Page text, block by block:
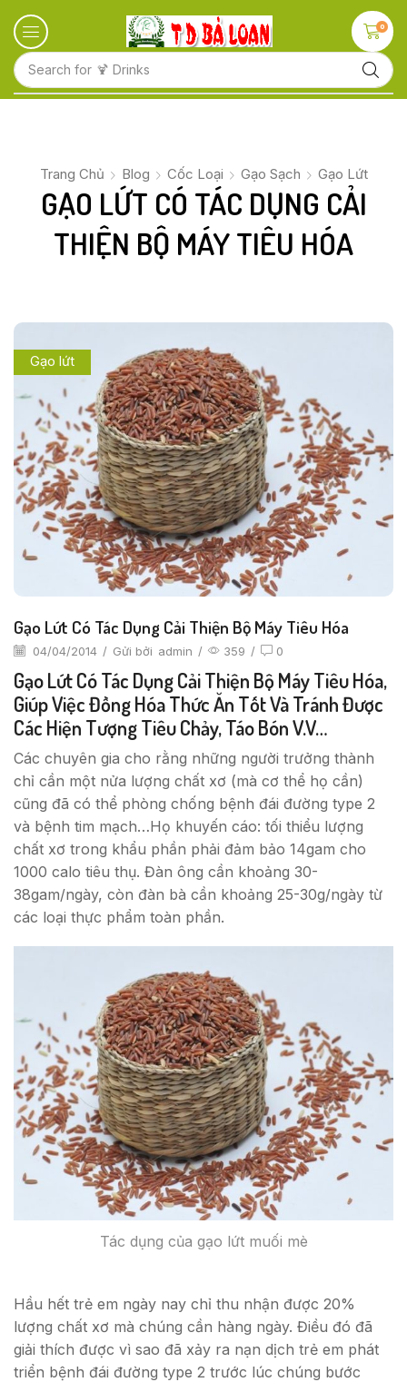
Search for 🍋 Fruits
0
Trang Chủ Blog Cốc Loại Gạo Sạch Gạo Lứt
GẠO LỨT CÓ TÁC DỤNG CẢI
THIỆN BỘ MÁY TIÊU HÓA
Gạo lứt
Gạo Lứt Có Tác Dụng Cải Thiện Bộ Máy Tiêu Hóa
04/04/2014 / Gửi bởi admin / 359 / 0
Gạo Lứt Có Tác Dụng Cải Thiện Bộ Máy Tiêu Hóa,
Giúp Việc Đồng Hóa Thức Ăn Tốt Và Tránh Được
Các Hiện Tượng Tiêu Chảy, Táo Bón V.v…
Các chuyên gia cho rằng những người trưởng thành
chỉ cần một nửa lượng chất xơ (mà cơ thể họ cần)
cũng đã có thể phòng chống bệnh đái đường type 2
và bệnh tim mạch…Họ khuyến cáo: tối thiểu lượng
chất xơ trong khẩu phần phải đảm bảo 14gam cho
1000 calo tiêu thụ. Đàn ông cần khoảng 30-
38gam/ngày, còn đàn bà cần khoảng 25-30g/ngày từ
các loại thực phẩm toàn phần.
Tác dụng của gạo lứt muối mè
Hầu hết trẻ em ngày nay chỉ thu nhận được 20%
lượng chất xơ mà chúng cần hàng ngày. Điều đó đã
giải thích được vì sao đã xảy ra nạn dịch trẻ em phát
triển bệnh đái đường type 2 trước lúc chúng bước